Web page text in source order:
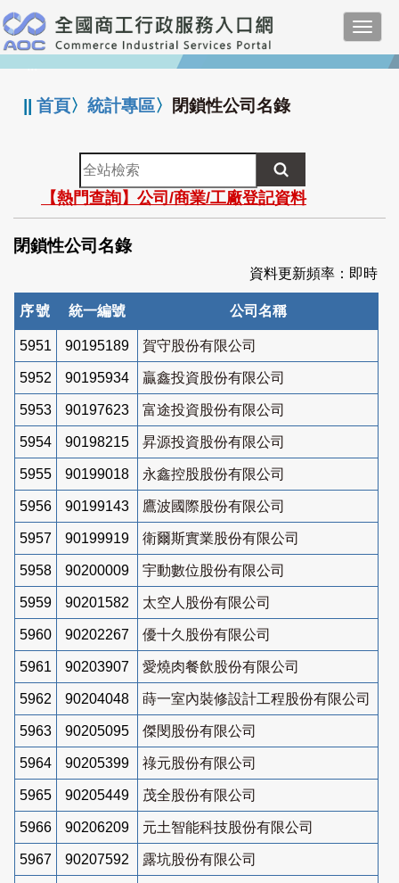
跳
到
主
要
:::
||首頁〉統計專區〉 閉鎖性公司名錄
全
站
檢
索
【熱門查詢】公司/商業/工廠登記資料
閉鎖性公司名錄
資料更新頻率：即時
序號 統一編號 公司名稱
5951 90195189 賀守股份有限公司
5952 90195934 贏鑫投資股份有限公司
5953 90197623 富途投資股份有限公司
5954 90198215 昇源投資股份有限公司
5955 90199018 永鑫控股股份有限公司
5956 90199143 鷹波國際股份有限公司
5957 90199919 衛爾斯實業股份有限公司
5958 90200009 宇動數位股份有限公司
5959 90201582 太空人股份有限公司
5960 90202267 優十久股份有限公司
5961 90203907 愛燒肉餐飲股份有限公司
5962 90204048 蒔一室內裝修設計工程股份有限公司
5963 90205095 傑閔股份有限公司
5964 90205399 祿元股份有限公司
5965 90205449 茂全股份有限公司
5966 90206209 元土智能科技股份有限公司
5967 90207592 露坑股份有限公司